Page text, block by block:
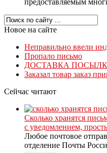
предоставляемым
Новое на сайте
Неправильно ввели
Пропало письмо
ДОСТАВКА
Заказал товар заказ
Сейчас читают
Сколько хранятся
с уведомлением,
Любое почтовое
отделение Почты